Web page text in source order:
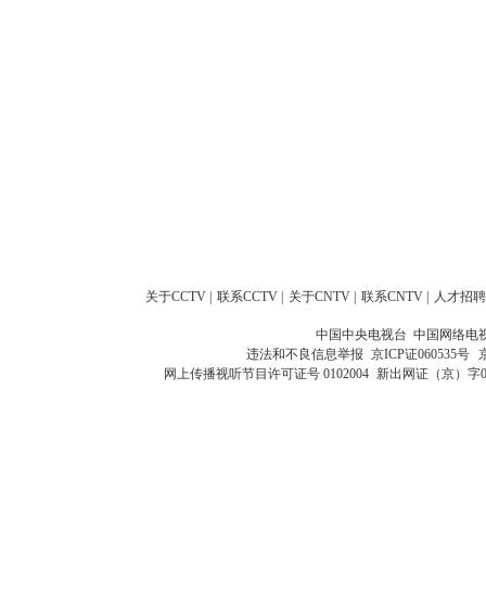
关于CCTV 联系CCTV 关于CNTV 联系CNTV 人才招聘
中国中央电视台 中国网络电
违法和不良信息举报 京ICP证060535号
网上传播视听节目许可证号 0102004 新出网证（京）